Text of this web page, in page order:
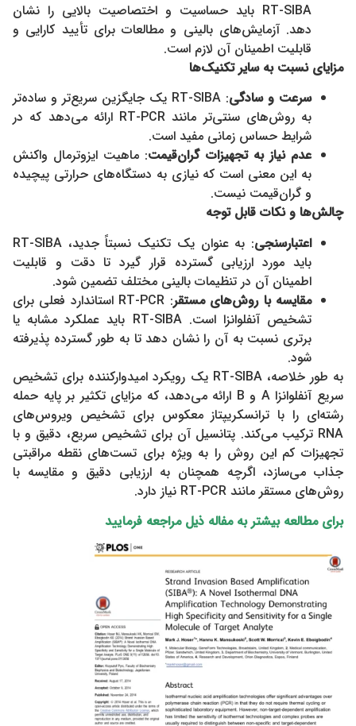
RT-SIBA باید حساسیت و اختصاصیت بالایی را نشان
دهد. آزمایش‌های بالینی و مطالعات برای تأیید کارایی و
قابلیت اطمینان آن لازم است.
مزایای نسبت به سایر تکنیک‌ها
سرعت و سادگی
: RT-SIBA یک جایگزین سریع‌تر و ساده‌تر
به روش‌های سنتی‌تر مانند RT-PCR ارائه می‌دهد که در
شرایط حساس زمانی مفید است.
عدم نیاز به تجهیزات گران‌قیمت: ماهیت ایزوترمال واکنش
به این معنی است که نیازی به دستگاه‌های حرارتی پیچیده
و گران‌قیمت نیست.
چالش‌ها و نکات قابل توجه
اعتبارسنجی
: به عنوان یک تکنیک نسبتاً جدید، RT-SIBA
باید مورد ارزیابی گسترده قرار گیرد تا دقت و قابلیت
اطمینان آن در تنظیمات بالینی مختلف تضمین شود.
مقایسه با روش‌های مستقر
: RT-PCR استاندارد فعلی برای
تشخیص آنفلوانزا است. RT-SIBA باید عملکرد مشابه یا
برتری نسبت به آن را نشان دهد تا به طور گسترده پذیرفته
شود.
به طور خلاصه، RT-SIBA یک رویکرد امیدوارکننده برای تشخیص
سریع آنفلوانزا A و B ارائه می‌دهد، که مزایای تکثیر بر پایه حمله
رشته‌ای را با ترانسکریپتاز معکوس برای تشخیص ویروس‌های
RNA ترکیب می‌کند. پتانسیل آن برای تشخیص سریع، دقیق و با
تجهیزات کم این روش را به ویژه برای تست‌های نقطه مراقبتی
جذاب می‌سازد، اگرچه همچنان به ارزیابی دقیق و مقایسه با
روش‌های مستقر مانند RT-PCR نیاز دارد.
برای مطالعه بیشتر به مفاله ذیل مراجعه فرمایید